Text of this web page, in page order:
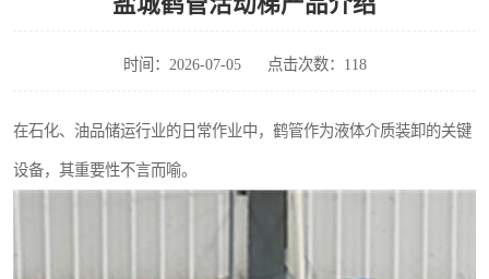
时间：2026-07-05 点击次数：118
在石化、油品储运行业的日常作业中，鹤管作为液体介质装卸的关键
设备，其重要性不言而喻。